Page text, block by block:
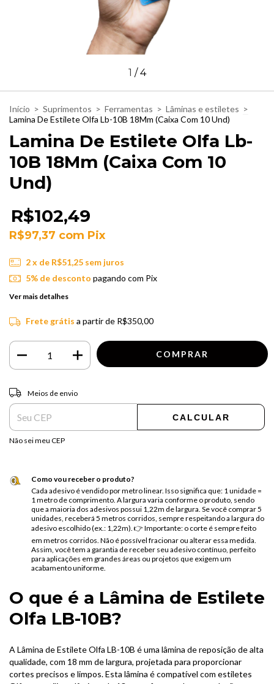
1 /4
Início > Suprimentos > Ferramentas > Lâminas e estiletes >
Lamina De Estilete Olfa Lb-10B 18Mm (Caixa Com 10 Und)
Lamina De Estilete Olfa Lb-
10B 18Mm (Caixa Com 10
Und)
R$102,49
R$97,37 com Pix
2x de R$51,25 sem juros
5% de desconto pagando com Pix
Ver mais detalhes
Frete grátis a partir de R$350,00
Entregas para o CEP:
Meios de envio
CALCULAR
Não sei meu CEP
Como vou receber o produto?
Cada adesivo é vendido por metro linear. Isso significa que: 1 unidade =
1 metro de comprimento. A largura varia conforme o produto, sendo
que a maioria dos adesivos possui 1,22m de largura. Se você comprar 5
unidades, receberá 5 metros corridos, sempre respeitando a largura do
adesivo escolhido (ex.: 1,22m). 👉 Importante: o corte é sempre feito
em metros corridos. Não é possível fracionar ou alterar essa medida.
Assim, você tem a garantia de receber seu adesivo contínuo, perfeito
para aplicações em grandes áreas ou projetos que exigem um
acabamento uniforme.
O que é a Lâmina de Estilete
Olfa LB-10B?
A Lâmina de Estilete Olfa LB-10B é uma lâmina de reposição de alta
qualidade, com 18 mm de largura, projetada para proporcionar
cortes precisos e limpos. Esta lâmina é compatível com estiletes